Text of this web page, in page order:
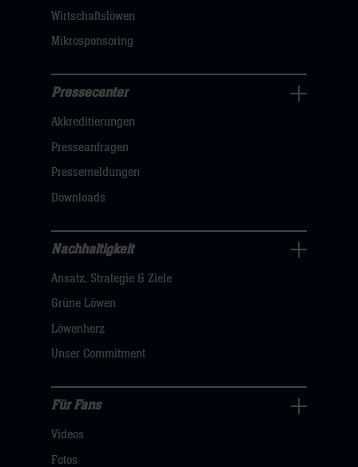
Wirtschaftslöwen
Mikrosponsoring
Navigation
öffnen,
dann
hier
Pressecenter
Akkreditierungen
Presseanfragen
Pressemeldungen
Downloads
Nachhaltigkeit
Navigation
öffnen,
dann
hier
Nachhaltigkeit
Ansatz, Strategie & Ziele
Grüne Löwen
Löwenherz
Unser Commitment
Fans
Navigation
Für Fans
Videos
Fotos